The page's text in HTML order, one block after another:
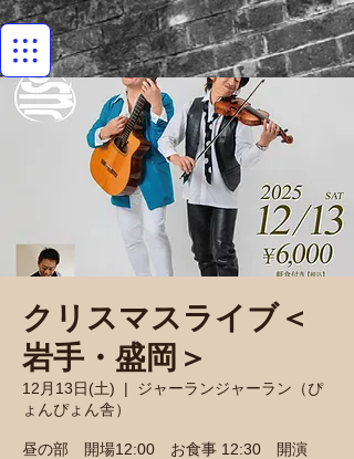
クリスマスライブ＜
岩手・盛岡＞
12月13日(土)
  |
ジャーランジャーラン（ぴ
ょんぴょん舎）
昼の部 開場12:00 お食事 12:30 開演